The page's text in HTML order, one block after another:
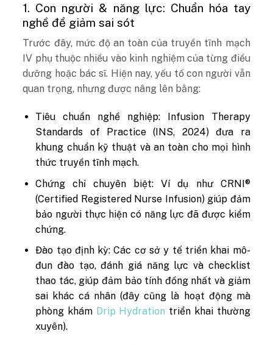
1. Con người & năng lực: Chuẩn hóa tay
nghề để giảm sai sót
Trước đây, mức độ an toàn của truyền tĩnh mạch
IV phụ thuộc nhiều vào kinh nghiệm của từng điều
dưỡng hoặc bác sĩ. Hiện nay, yếu tố con người vẫn
quan trọng, nhưng được nâng lên bằng:
Tiêu chuẩn nghề nghiệp: Infusion Therapy
Standards of Practice (INS, 2024) đưa ra
khung chuẩn kỹ thuật và an toàn cho mọi hình
thức truyền tĩnh mạch.
Chứng chỉ chuyên biệt: Ví dụ như CRNI®
(Certified Registered Nurse Infusion) giúp đảm
bảo người thực hiện có năng lực đã được kiểm
chứng.
Đào tạo định kỳ: Các cơ sở y tế triển khai mô-
đun đào tạo, đánh giá năng lực và checklist
thao tác, giúp đảm bảo tính đồng nhất và giảm
sai khác cá nhân (đây cũng là hoạt động mà
phòng khám Drip Hydration triển khai thường
xuyên).